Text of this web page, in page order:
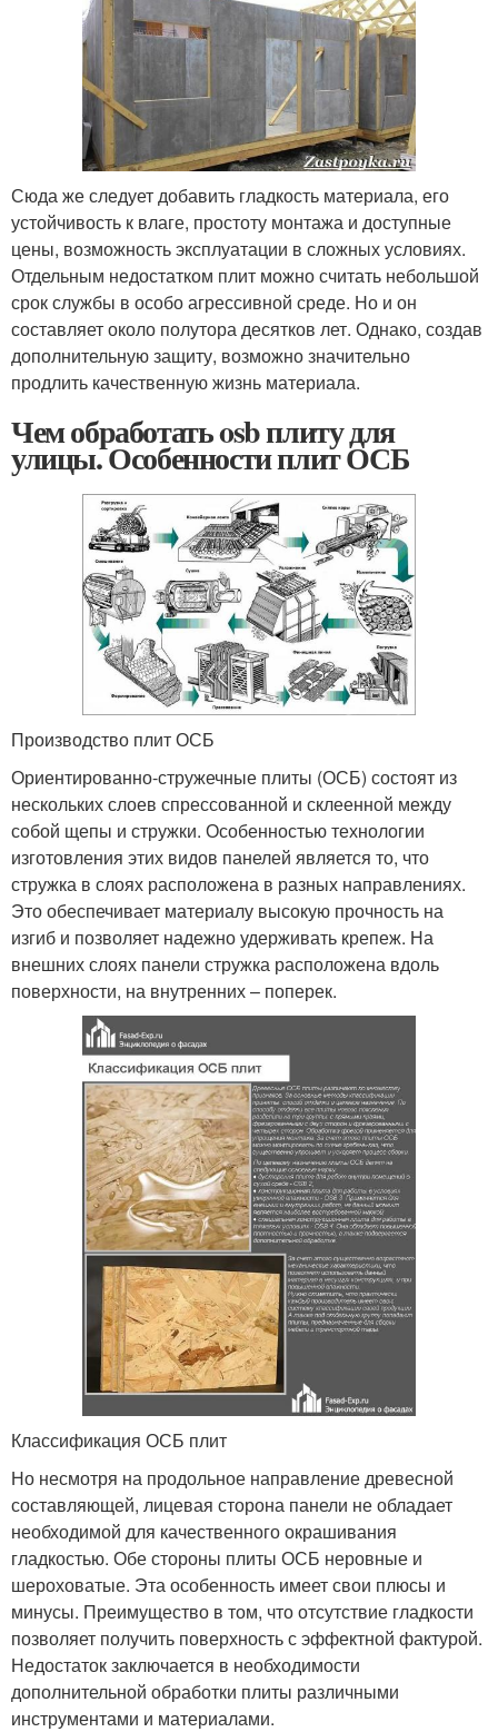
Сюда же следует добавить гладкость материала, его
устойчивость к влаге, простоту монтажа и доступные
цены, возможность эксплуатации в сложных условиях.
Отдельным недостатком плит можно считать небольшой
срок службы в особо агрессивной среде. Но и он
составляет около полутора десятков лет. Однако, создав
дополнительную защиту, возможно значительно
продлить качественную жизнь материала.
Чем обработать osb плиту для
улицы. Особенности плит ОСБ
Производство плит ОСБ
Ориентированно-стружечные плиты (ОСБ) состоят из
нескольких слоев спрессованной и склеенной между
собой щепы и стружки. Особенностью технологии
изготовления этих видов панелей является то, что
стружка в слоях расположена в разных направлениях.
Это обеспечивает материалу высокую прочность на
изгиб и позволяет надежно удерживать крепеж. На
внешних слоях панели стружка расположена вдоль
поверхности, на внутренних – поперек.
Классификация ОСБ плит
Но несмотря на продольное направление древесной
составляющей, лицевая сторона панели не обладает
необходимой для качественного окрашивания
гладкостью. Обе стороны плиты ОСБ неровные и
шероховатые. Эта особенность имеет свои плюсы и
минусы. Преимущество в том, что отсутствие гладкости
позволяет получить поверхность с эффектной фактурой.
Недостаток заключается в необходимости
дополнительной обработки плиты различными
инструментами и материалами.